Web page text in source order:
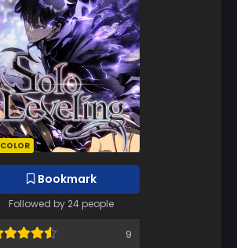
COLOR
Bookmark
Followed by 24 people
9